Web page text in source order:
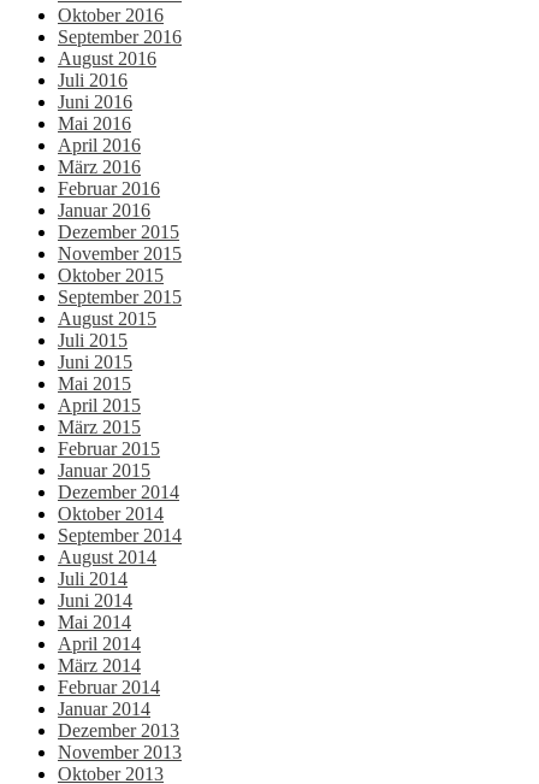
Oktober 2016
September 2016
August 2016
Juli 2016
Juni 2016
Mai 2016
April 2016
März 2016
Februar 2016
Januar 2016
Dezember 2015
November 2015
Oktober 2015
September 2015
August 2015
Juli 2015
Juni 2015
Mai 2015
April 2015
März 2015
Februar 2015
Januar 2015
Dezember 2014
Oktober 2014
September 2014
August 2014
Juli 2014
Juni 2014
Mai 2014
April 2014
März 2014
Februar 2014
Januar 2014
Dezember 2013
November 2013
Oktober 2013